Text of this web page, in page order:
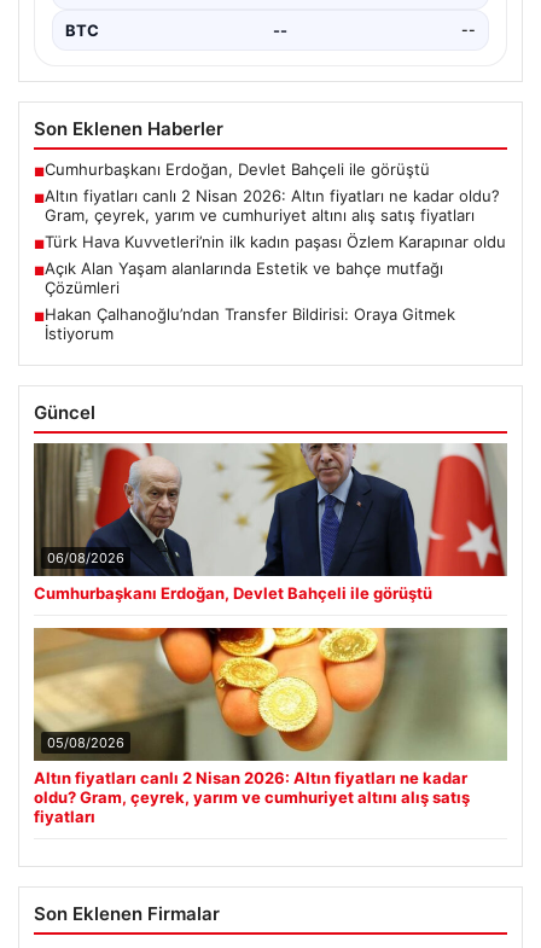
BTC -- --
Son Eklenen Haberler
■Cumhurbaşkanı Erdoğan, Devlet Bahçeli ile görüştü
■Altın fiyatları canlı 2 Nisan 2026: Altın fiyatları ne kadar oldu?
Gram, çeyrek, yarım ve cumhuriyet altını alış satış fiyatları
■Türk Hava Kuvvetleri’nin ilk kadın paşası Özlem Karapınar oldu
■Açık Alan Yaşam alanlarında Estetik ve bahçe mutfağı
Çözümleri
■Hakan Çalhanoğlu’ndan Transfer Bildirisi: Oraya Gitmek
İstiyorum
Güncel
06/08/2026
Cumhurbaşkanı Erdoğan, Devlet Bahçeli ile görüştü
05/08/2026
Altın fiyatları canlı 2 Nisan 2026: Altın fiyatları ne kadar
oldu? Gram, çeyrek, yarım ve cumhuriyet altını alış satış
fiyatları
Son Eklenen Firmalar